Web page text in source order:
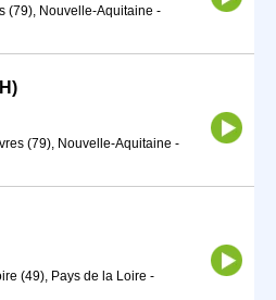
(79), Nouvelle-Aquitaine -
(79), Nouvelle-Aquitaine -
(49), Pays de la Loire -